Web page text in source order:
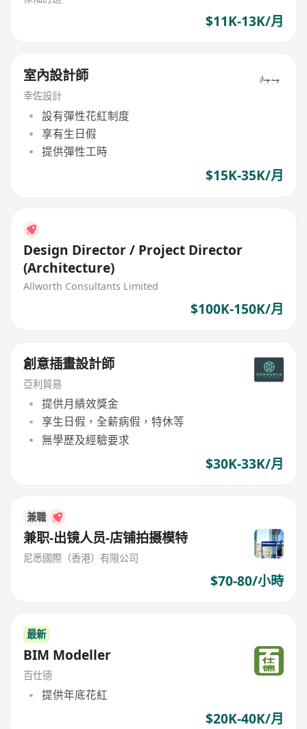
$11K-13K/月
室內設計師
幸佐設計
設有彈性花紅制度
享有生日假
提供彈性工時
$15K-35K/月
Design Director / Project Director
(Architecture)
Allworth Consultants Limited
$100K-150K/月
創意插畫設計師
亞利貿易
提供月績效獎金
享生日假，全薪病假，特休等
無學歷及經驗要求
$30K-33K/月
兼職
兼职-出镜人员-店铺拍摄模特
尼悉國際（香港）有限公司
$70-80/小時
最新
BIM Modeller
百仕德
提供年底花紅
$20K-40K/月